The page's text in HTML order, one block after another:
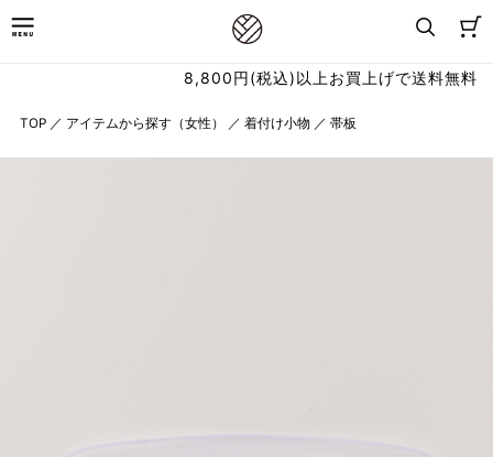
8,800円(税込)以上お買上げで送料無料
TOP ／ アイテムから探す（女性） ／ 着付け小物 ／ 帯板